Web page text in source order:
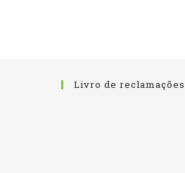
Livro de reclamações